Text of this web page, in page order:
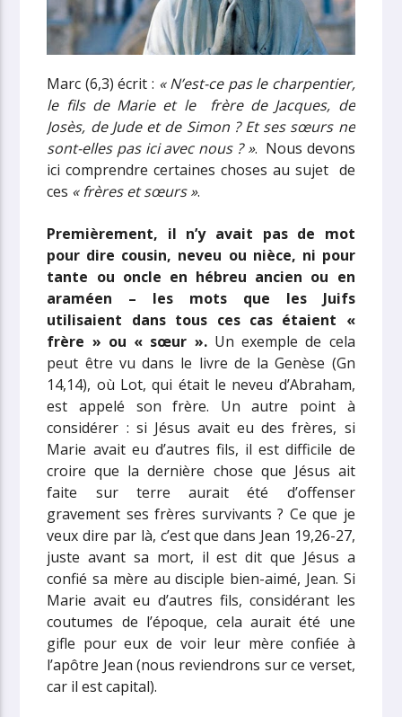
Marc (6,3) écrit : « N’est-ce pas le charpentier,
le fils de Marie et le frère de Jacques, de
Josès, de Jude et de Simon ? Et ses sœurs ne
sont-elles pas ici avec nous ? ». Nous devons
ici comprendre certaines choses au sujet de
ces « frères et sœurs ».
Premièrement, il n’y avait pas de mot
pour dire cousin, neveu ou nièce, ni pour
tante ou oncle en hébreu ancien ou en
araméen – les mots que les Juifs
utilisaient dans tous ces cas étaient «
frère » ou « sœur ».Un exemple de cela
peut être vu dans le livre de la Genèse (Gn
14,14), où Lot, qui était le neveu d’Abraham,
est appelé son frère. Un autre point à
considérer : si Jésus avait eu des frères, si
Marie avait eu d’autres fils, il est difficile de
croire que la dernière chose que Jésus ait
faite sur terre aurait été d’offenser
gravement ses frères survivants ? Ce que je
veux dire par là, c’est que dans Jean 19,26-27,
juste avant sa mort, il est dit que Jésus a
confié sa mère au disciple bien-aimé, Jean. Si
Marie avait eu d’autres fils, considérant les
coutumes de l’époque, cela aurait été une
gifle pour eux de voir leur mère confiée à
l’apôtre Jean (nous reviendrons sur ce verset,
car il est capital).